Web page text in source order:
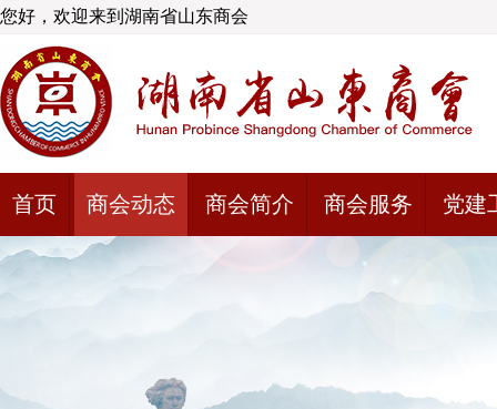
您好，欢迎来到湖南省山东商会
首页 商会动态 商会简介 商会服务 党建